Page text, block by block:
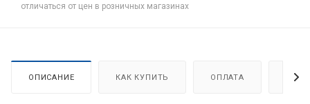
отличаться от цен в розничных магазинах
ОПИСАНИЕ КАК КУПИТЬ ОПЛАТА